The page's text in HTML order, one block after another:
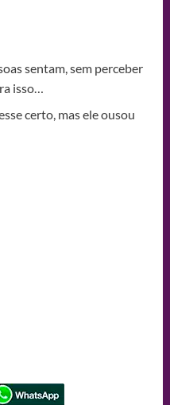
sentam, sem perceber
isso…
certo, mas ele ousou